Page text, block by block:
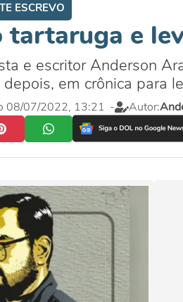
ESCREVO
e
e escritor Anderson
em crônica para
08/07/2022, 13:21 - Autor: